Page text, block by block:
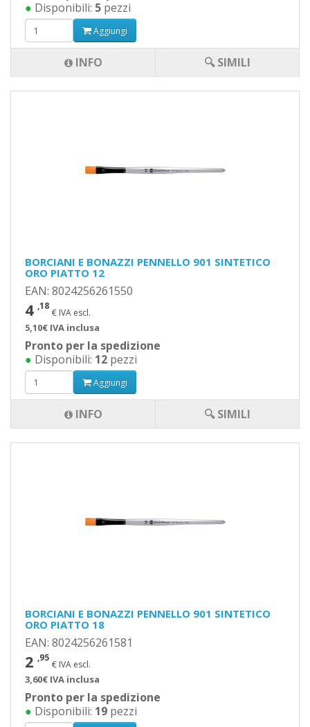
● Disponibili: 5 pezzi
Aggiungi
INFO 🔍 SIMILI
BORCIANI E BONAZZI PENNELLO 901 SINTETICO
ORO PIATTO 12
EAN: 8024256261550
4 ,18
€ IVA escl.
5,10€ IVA inclusa
Pronto per la spedizione
● Disponibili: 12 pezzi
Aggiungi
INFO 🔍 SIMILI
BORCIANI E BONAZZI PENNELLO 901 SINTETICO
ORO PIATTO 18
EAN: 8024256261581
2 ,95
€ IVA escl.
3,60€ IVA inclusa
Pronto per la spedizione
● Disponibili: 19 pezzi